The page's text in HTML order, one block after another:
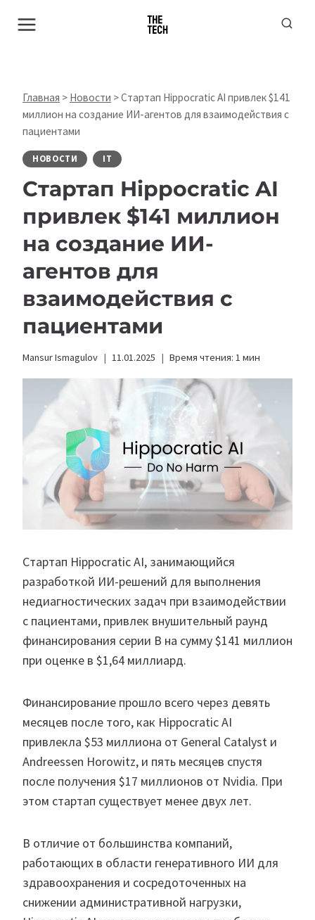
Главная > Новости >Стартап Hippocratic AI привлек $141
миллион на создание ИИ-агентов для взаимодействия с
пациентами
НОВОСТИ IT
Стартап Hippocratic AI
привлек $141 миллион
на создание ИИ-
агентов для
взаимодействия с
пациентами
Mansur Ismagulov 11.01.2025 Время чтения: 1 мин
Стартап Hippocratic AI, занимающийся
разработкой ИИ-решений для выполнения
недиагностических задач при взаимодействии
с пациентами, привлек внушительный раунд
финансирования серии B на сумму $141 миллион
при оценке в $1,64 миллиард.
Финансирование прошло всего через девять
месяцев после того, как Hippocratic AI
привлекла $53 миллиона от General Catalyst и
Andreessen Horowitz, и пять месяцев спустя
после получения $17 миллионов от Nvidia. При
этом стартап существует менее двух лет.
В отличие от большинства компаний,
работающих в области генеративного ИИ для
здравоохранения и сосредоточенных на
снижении административной нагрузки,